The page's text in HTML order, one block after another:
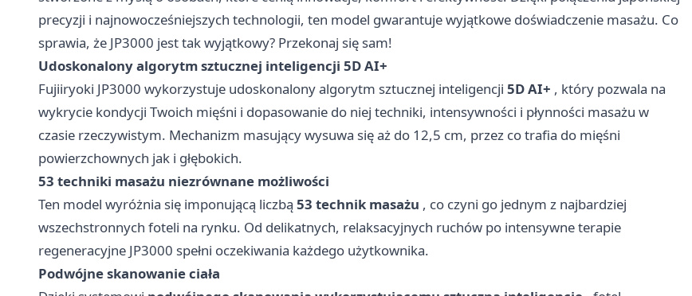
precyzji i najnowocześniejszych technologii, ten model gwarantuje wyjątkowe doświadczenie masażu. Co
sprawia, że JP3000 jest tak wyjątkowy? Przekonaj się sam!
Udoskonalony algorytm sztucznej inteligencji 5D AI+
Fujiiryoki JP3000 wykorzystuje udoskonalony algorytm sztucznej inteligencji 5D AI+ , który pozwala na
wykrycie kondycji Twoich mięśni i dopasowanie do niej techniki, intensywności i płynności masażu w
czasie rzeczywistym. Mechanizm masujący wysuwa się aż do 12,5 cm, przez co trafia do mięśni
powierzchownych jak i głębokich.
53 techniki masażu niezrównane możliwości
Ten model wyróżnia się imponującą liczbą 53 technik masażu , co czyni go jednym z najbardziej
wszechstronnych foteli na rynku. Od delikatnych, relaksacyjnych ruchów po intensywne terapie
regeneracyjne JP3000 spełni oczekiwania każdego użytkownika.
Podwójne skanowanie ciała